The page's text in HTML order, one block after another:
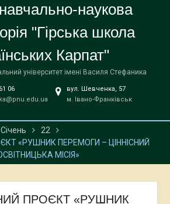
МРІЙ ТА
«НЕЗЛАМНІ
ОЗБРОЄНІ
ВІДБУВСЯ
ТА ЗАКЛАДІВ
УКРАЇНИ
наукова
"Гірська школа
Карпат"
університет імені Василя Стефаника
06
вул. Шевченка, 57
м. Івано-Франківськ
Січень
22
«РУШНИК ПЕРЕМОГИ – ЦІННІСНИЙ
МІСІЯ»
ПРОЄКТ «РУШНИК